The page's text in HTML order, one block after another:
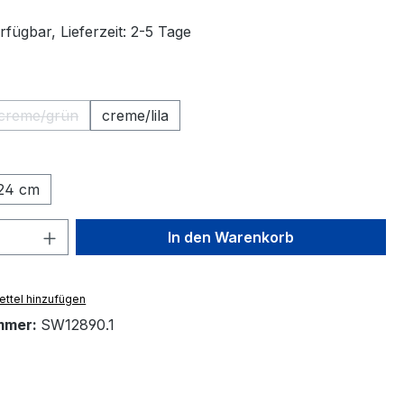
Lieferzeit: 2-5 Tage
grün
(Diese Option ist zurzeit nicht verfügbar.)
creme/lila
cm
Anzahl: Gib den gewünschten Wert
In den Warenkorb
hinzufügen
SW12890.1